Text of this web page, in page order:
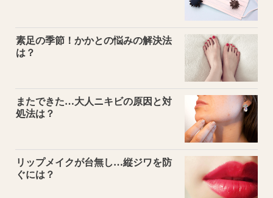
素足の季節！かかとの悩みの解決法
は？
またできた…大人ニキビの原因と対
処法は？
リップメイクが台無し…縦ジワを防
ぐには？